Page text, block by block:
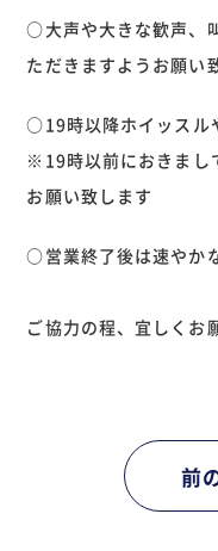
○大声や大きな歓声、
ただきますようお願い
○19時以降ホイッスル
※19時以前におきまし
お願い致します
○営業終了後は速やか
ご協力の程、宜しくお
前